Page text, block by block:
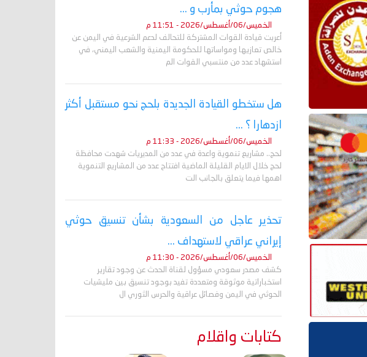
هجوم حوثي بمأرب و ...
الخميس/06/أغسطس/2026 - 11:51 م
أعربت قيادة القوات المشتركة للتحالف لدعم الشرعية في اليمن عن
خالص تعازيها ومواساتها للحكومة اليمنية والشعب اليمني، في
استشهاد عدد من منتسبي القوات الم
هل ستخطو القيادة الجديدة بلحج نحو مستقبل أكثر
ازدهارا ؟ ...
الخميس/06/أغسطس/2026 - 11:33 م
لحج.. مشاريع تنموية واعدة في عدد من المديريات شهدت محافظة
لحج خلال الايام القليلة الماضية افتتاح عدد من المشاريع التنموية
اهمها فيما يتعلق بالجانب الت
تحذير عاجل من السعودية بشأن تنسيق حوثي
إيراني عراقي لاستهداف ...
الخميس/06/أغسطس/2026 - 11:30 م
كشف مصدر سعودي مسؤول لقناة الحدث عن وجود تقارير
استخباراتية موثوقة ومتعددة تفيد بوجود تنسيق بين مليشيات
الحوثي في اليمن وفصائل عراقية والحرس الثوري ال
كتابات واقلام